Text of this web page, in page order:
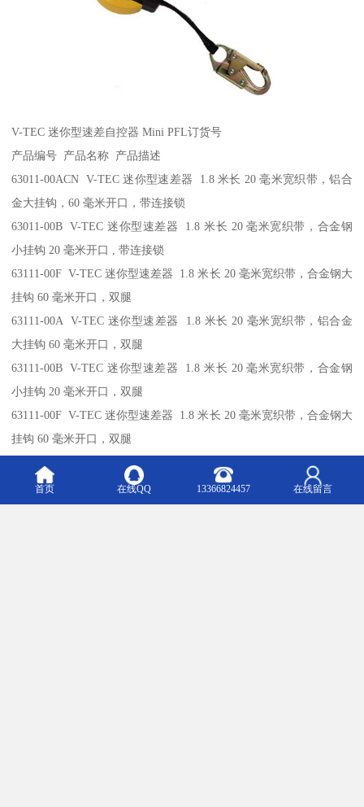
V-TEC 迷你型速差自控器 Mini PFL订货号
产品编号 产品名称 产品描述
63011-00ACN V-TEC 迷你型速差器 1.8 米长 20 毫米宽织带，铝合
金大挂钩，60 毫米开口，带连接锁
63011-00B V-TEC 迷你型速差器 1.8 米长 20 毫米宽织带，合金钢
小挂钩 20 毫米开口 , 带连接锁
63111-00F V-TEC 迷你型速差器 1.8 米长 20 毫米宽织带，合金钢大
挂钩 60 毫米开口，双腿
63111-00A V-TEC 迷你型速差器 1.8 米长 20 毫米宽织带，铝合金
大挂钩 60 毫米开口，双腿
63111-00B V-TEC 迷你型速差器 1.8 米长 20 毫米宽织带，合金钢
小挂钩 20 毫米开口，双腿
63111-00F V-TEC 迷你型速差器 1.8 米长 20 毫米宽织带，合金钢大
挂钩 60 毫米开口，双腿
大挂钩 60 毫米开口，带连接锁
首页 在线QQ 13366824457 在线留言